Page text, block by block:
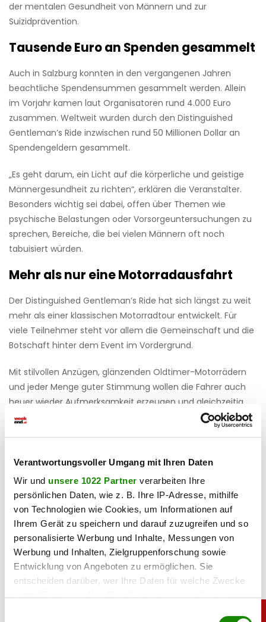
Verantwortungsvoller Umgang mit Ihren Daten
Wir und unsere 1022 Partner verarbeiten Ihre
persönlichen Daten, wie z. B. Ihre IP-Adresse, mithilfe
von Technologien wie Cookies, um Informationen auf
Ihrem Gerät zu speichern und darauf zuzugreifen und so
personalisierte Werbung und Inhalte, Messungen von
Werbung und Inhalten, Zielgruppenforschung sowie
Entwicklung von Angeboten zu ermöglichen. Sie
entscheiden darüber, wer Ihre Daten für welche Zwecke
der mentalen Gesundheit von Männern und zur
Suizidprävention.
Tausende Euro an Spenden gesammelt
Auch in Salzburg konnten in den vergangenen Jahren
beachtliche Spendensummen gesammelt werden. Allein
im Vorjahr kamen laut Organisatoren rund 4.000 Euro
zusammen. Weltweit wurden durch den Distinguished
Gentleman’s Ride inzwischen rund 50 Millionen Dollar an
Spendengeldern gesammelt.
„Es geht darum, ein Licht auf die körperliche und geistige
Männergesundheit zu richten“, erklären die Veranstalter.
Besonders wichtig sei dabei, offen über Themen wie
psychische Belastungen oder Vorsorgeuntersuchungen zu
sprechen, Bereiche, die bei vielen Männern oft noch
tabuisiert würden.
Mehr als nur eine Motorradausfahrt
Der Distinguished Gentleman’s Ride hat sich längst zu weit
mehr als einer klassischen Motorradtour entwickelt. Für
viele Teilnehmer steht vor allem die Gemeinschaft und die
Botschaft hinter dem Event im Vordergrund.
Mit stilvollen Anzügen, glänzenden Oldtimer-Motorrädern
und jeder Menge guter Stimmung wollen die Fahrer auch
heuer wieder Aufmerksamkeit erzeugen und gleichzeitig
einen wichtigen Beitrag für den guten Zweck leisten.
Feedback zu diesem Artikel.
teilen